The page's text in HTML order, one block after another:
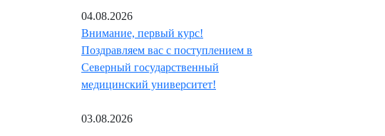
04.08.2026
Внимание, первый курс!
Поздравляем вас с поступлением в
Северный государственный
медицинский университет!
03.08.2026